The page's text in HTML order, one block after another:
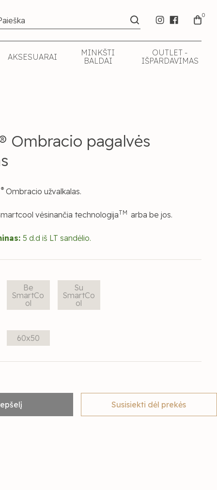
0
AKSESUARAI
MINKŠTI
BALDAI
OUTLET -
IŠPARDAVIMAS
Ombracio pagalvės
® Ombracio užvalkalas.
vėsinančia technologijaTM arba be jos.
5 d.d iš LT sandėlio.
Be
SmartCo
ol
Su
SmartCo
ol
60x50
Susisiekti dėl prekės